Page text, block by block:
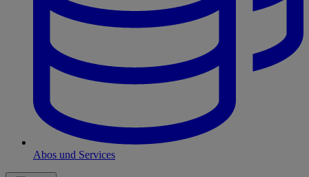
Abos und Services